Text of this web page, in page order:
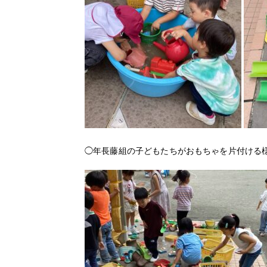
◯年長藤組の子どもたちがおもちゃを片付ける